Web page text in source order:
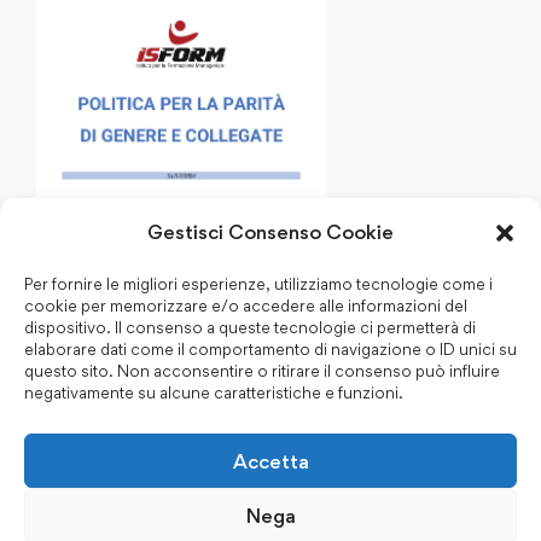
Gestisci Consenso Cookie
Per fornire le migliori esperienze, utilizziamo tecnologie come i
cookie per memorizzare e/o accedere alle informazioni del
dispositivo. Il consenso a queste tecnologie ci permetterà di
elaborare dati come il comportamento di navigazione o ID unici su
questo sito. Non acconsentire o ritirare il consenso può influire
negativamente su alcune caratteristiche e funzioni.
Accetta
Nega